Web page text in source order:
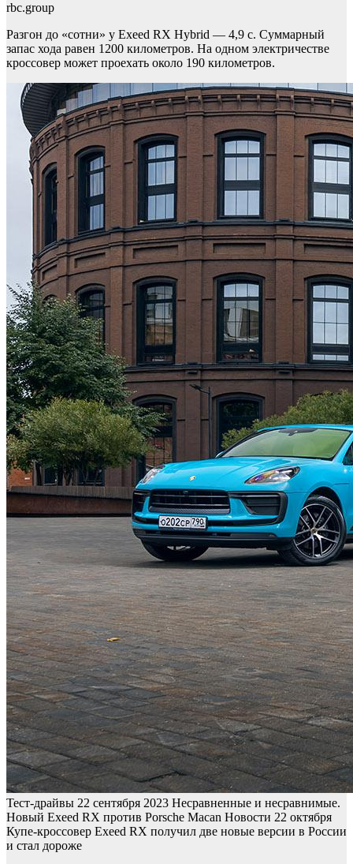
rbc.group
Разгон до «сотни» у Exeed RX Hybrid — 4,9 с. Суммарный
запас хода равен 1200 километров. На одном электричестве
кроссовер может проехать около 190 километров.
Тест-драйвы 22 сентября 2023 Несравненные и несравнимые.
Новый Exeed RX против Porsche Macan Новости 22 октября
Купе-кроссовер Exeed RX получил две новые версии в России
и стал дороже